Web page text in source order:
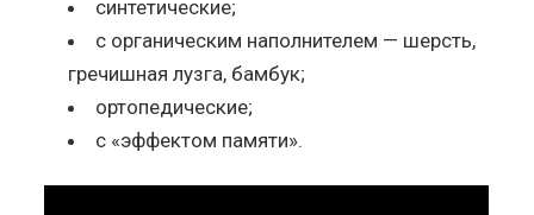
синтетические;
с органическим наполнителем — шерсть,
гречишная лузга, бамбук;
ортопедические;
с «эффектом памяти».